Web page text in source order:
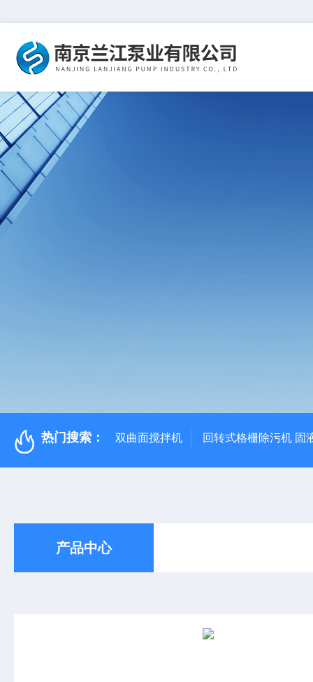
热门搜索： 双曲面搅拌机 回转式格栅除污机 固
产品中心